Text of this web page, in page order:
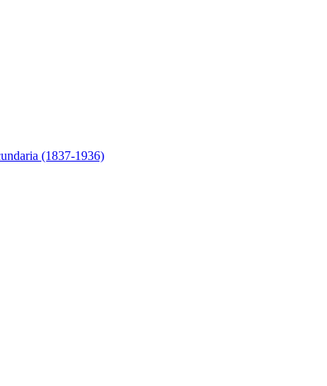
(1837-1936)